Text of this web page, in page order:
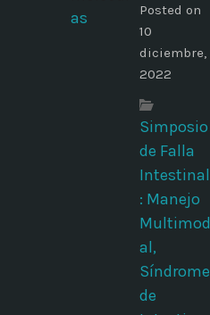
Posted on
10
diciembre,
2022
Simposio
de Falla
Intestinal
: Manejo
Multimod
al,
Síndrome
de